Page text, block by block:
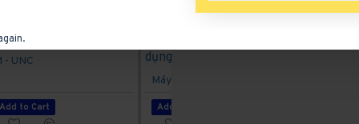
- UNC
Add to Cart
Máy hấp diệt khuẩn dụng cụ
Add to Cart